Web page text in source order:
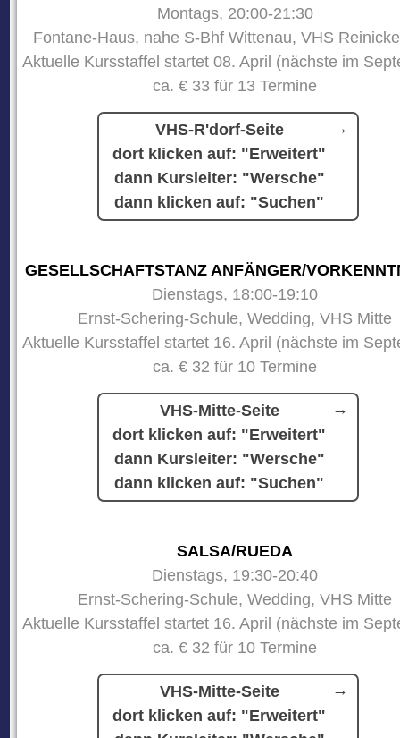
Montags, 20:00-21:30
Fontane-Haus, nahe S-Bhf Wittenau, VHS
Aktuelle Kursstaffel startet 08. April (nächste im
ca. € 33 für 13 Termine
VHS-R'dorf-Seite
dort klicken auf: "Erweitert"
dann Kursleiter: "Wersche"
dann klicken auf: "Suchen"
GESELLSCHAFTSTANZ ANFÄNGER/
Dienstags, 18:00-19:10
Ernst-Schering-Schule, Wedding, VHS Mitte
Aktuelle Kursstaffel startet 16. April (nächste im
ca. € 32 für 10 Termine
VHS-Mitte-Seite
dort klicken auf: "Erweitert"
dann Kursleiter: "Wersche"
dann klicken auf: "Suchen"
SALSA/RUEDA
Dienstags, 19:30-20:40
Ernst-Schering-Schule, Wedding, VHS Mitte
Aktuelle Kursstaffel startet 16. April (nächste im
ca. € 32 für 10 Termine
VHS-Mitte-Seite
dort klicken auf: "Erweitert"